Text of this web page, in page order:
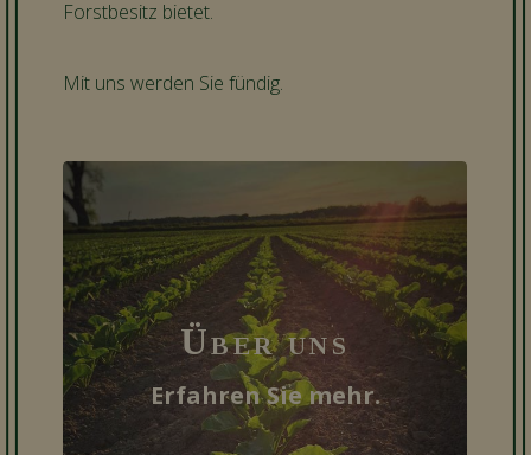
Forstbesitz bietet.
Mit uns werden Sie fündig.
Über uns
Erfahren Sie mehr.